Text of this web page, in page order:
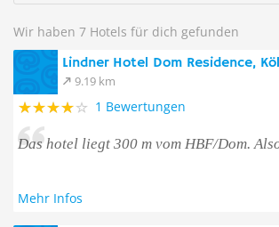
Wir haben 7 Hotels für dich gefunden
Lindner Hotel Dom Residence,
9.19 km
1 Bewertungen
Das hotel liegt 300 m vom HBF/Dom.
Mehr Infos